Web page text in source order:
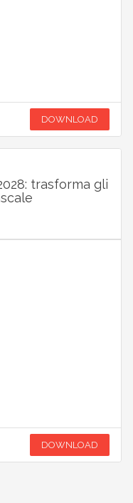
DOWNLOAD
trasforma gli
DOWNLOAD